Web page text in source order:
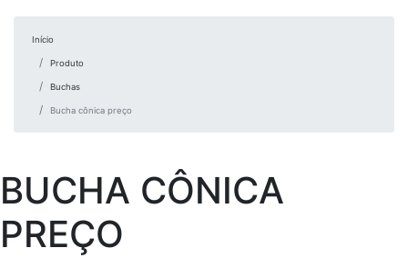
Início
Produto
Buchas
Bucha cônica preço
BUCHA CÔNICA
PREÇO